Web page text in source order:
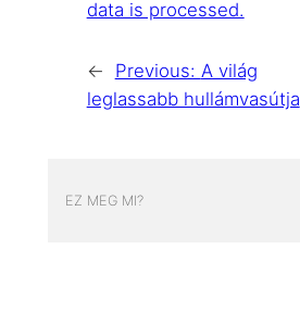
data is processed.
← Previous: A világ
leglassabb hullámvasútja
EZ MEG MI?